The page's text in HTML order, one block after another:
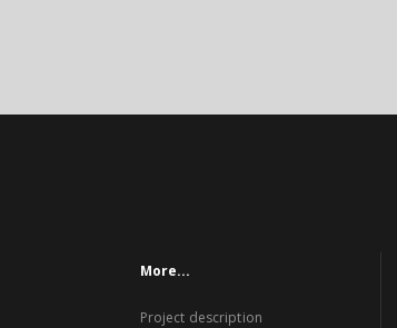
More...
Project description